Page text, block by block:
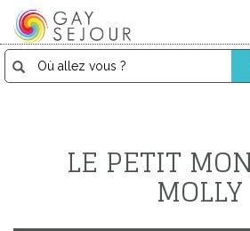
LE PETIT
MOLLY